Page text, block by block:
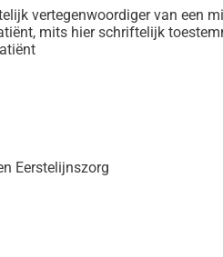
vertegenwoordiger van een
mits hier schriftelijk
Eerstelijnszorg